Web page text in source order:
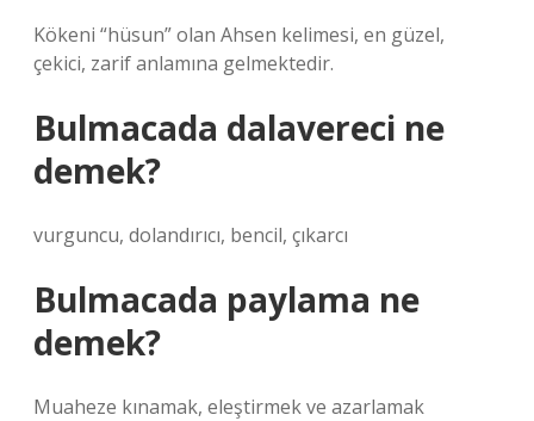
Kökeni “hüsun” olan Ahsen kelimesi, en güzel,
çekici, zarif anlamına gelmektedir.
Bulmacada dalavereci ne
demek?
vurguncu, dolandırıcı, bencil, çıkarcı
Bulmacada paylama ne
demek?
Muaheze kınamak, eleştirmek ve azarlamak